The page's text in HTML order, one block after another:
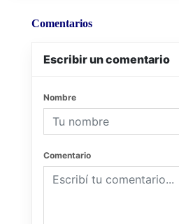
Comentarios
Escribir un comentario
Nombre
Comentario